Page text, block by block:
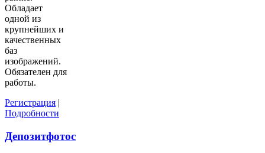
Обладает
одной из
крупнейших и
качественных
баз
изображений.
Обязателен для
работы.
Регистрация |
Подробности
Депозитфотос